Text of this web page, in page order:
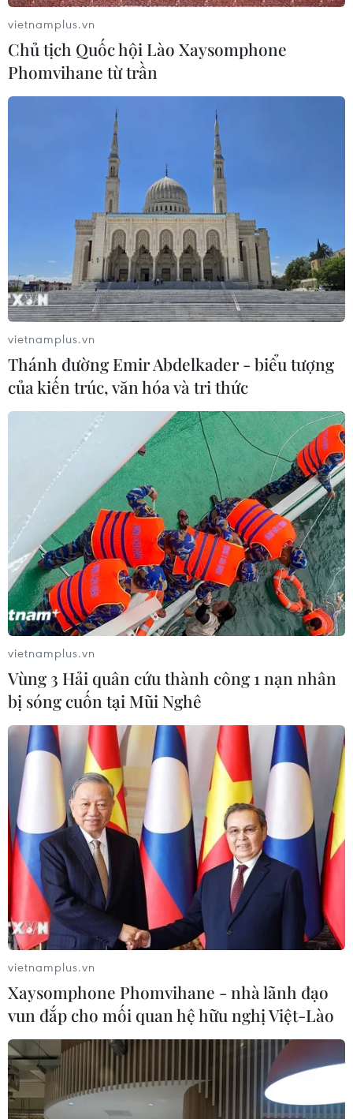
vietnamplus.vn
Chủ tịch Quốc hội Lào Xaysomphone
Phomvihane từ trần
vietnamplus.vn
Thánh đường Emir Abdelkader - biểu tượng
của kiến trúc, văn hóa và tri thức
vietnamplus.vn
Vùng 3 Hải quân cứu thành công 1 nạn nhân
bị sóng cuốn tại Mũi Nghê
vietnamplus.vn
Xaysomphone Phomvihane - nhà lãnh đạo
vun đắp cho mối quan hệ hữu nghị Việt-Lào